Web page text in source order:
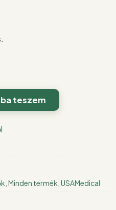
teszem
Minden termék USAMedical